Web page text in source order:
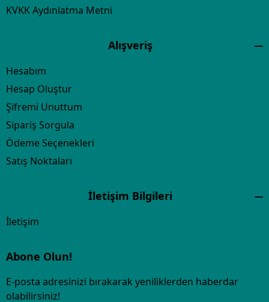
KVKK Aydınlatma Metni
Alışveriş
Hesabım
Hesap Oluştur
Şifremi Unuttum
Sipariş Sorgula
Ödeme Seçenekleri
Satış Noktaları
İletişim Bilgileri
İletişim
Abone Olun!
E-posta adresinizi bırakarak yeniliklerden haberdar
olabilirsiniz!